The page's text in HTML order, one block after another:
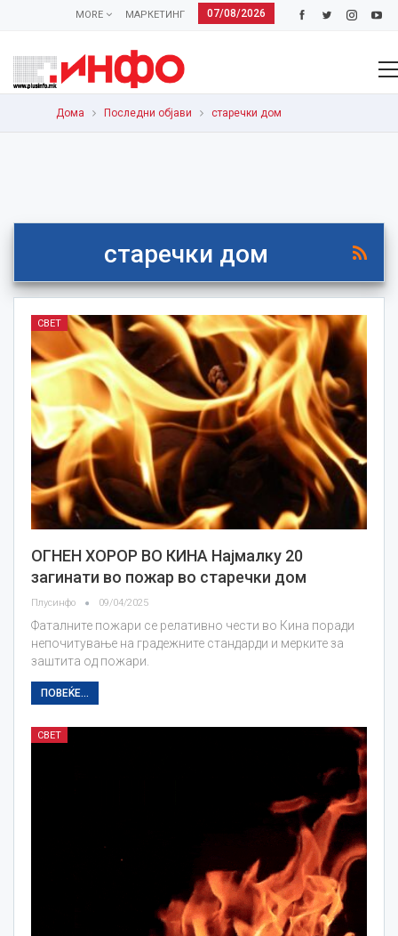
07/08/2026
МАРКЕТИНГ
MORE
Дома Последни објави старечки дом
старечки дом
СВЕТ
ОГНЕН ХОРОР ВО КИНА Најмалку 20
загинати во пожар во старечки дом
Плусинфо 09/04/2025
Фаталните пожари се релативно чести во Кина поради
непочитување на градежните стандарди и мерките за
заштита од пожари.
ПОВЕЌЕ...
СВЕТ